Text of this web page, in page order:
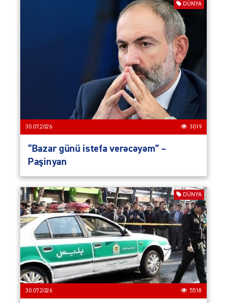
DÜNYA
30.07.2026 3019
“Bazar günü istefa verəcəyəm” –
Paşinyan
DÜNYA
30.07.2026 5518